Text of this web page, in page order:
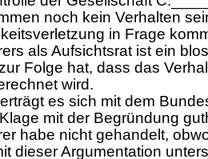
noch kein Verhalten
in Frage
als Aufsichtsrat ist ein
Folge hat, dass das
wird.
es sich mit dem
mit der Begründung
habe nicht gehandelt,
dieser Argumentation